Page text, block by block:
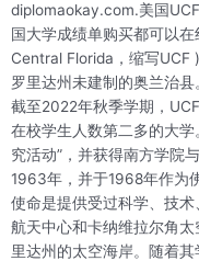
diplomaokay.com.美国
国大学成绩单购买都可以在
Central Florida，缩写UCF
罗里达州未建制的奥兰治县
截至2022年秋季学期，
在校学生人数第二多的大学
究活动”，并获得南方学院
1963年，并于1968年作为
使命是提供受过科学、技
航天中心和卡纳维拉尔角
里达州的太空海岸。随着